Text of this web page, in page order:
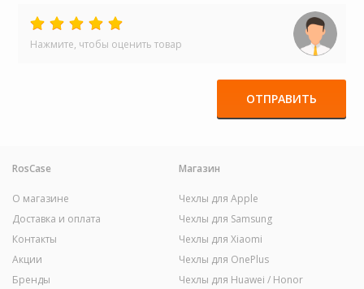
Нажмите, чтобы оценить товар
ОТПРАВИТЬ
RosCase
О магазине
Доставка и оплата
Контакты
Акции
Бренды
Магазин
Чехлы для Apple
Чехлы для Samsung
Чехлы для Xiaomi
Чехлы для OnePlus
Чехлы для Huawei / Honor